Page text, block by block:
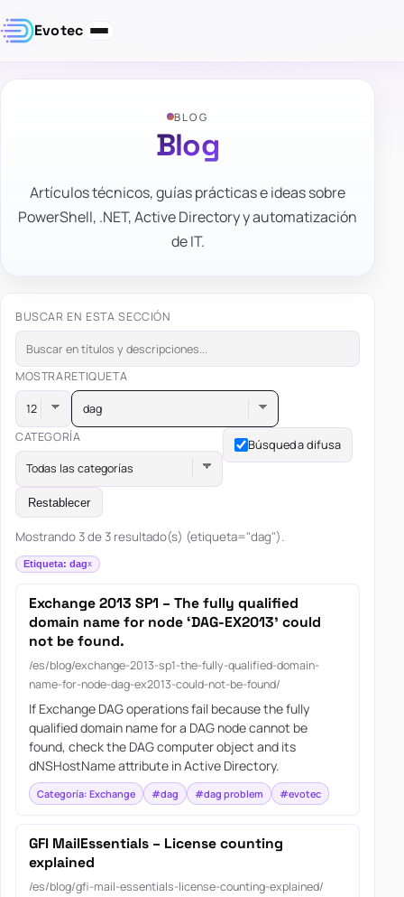
Evotec
BLOG
Blog
Artículos técnicos, guías prácticas e ideas sobre
PowerShell, .NET, Active Directory y automatización
de IT.
BUSCAR EN ESTA SECCIÓN
MOSTRARETIQUETA
dag
CATEGORÍA
Todas las categorías
Búsqueda difusa
Restablecer
Mostrando 3 de 3 resultado(s) (etiqueta="dag").
Etiqueta: dag
Exchange 2013 SP1 – The fully qualified
domain name for node ‘DAG-EX2013’ could
not be found.
/es/blog/exchange-2013-sp1-the-fully-qualified-domain-
name-for-node-dag-ex2013-could-not-be-found/
If Exchange DAG operations fail because the fully
qualified domain name for a DAG node cannot be
found, check the DAG computer object and its
dNSHostName attribute in Active Directory.
Categoría: Exchange #dag #dag problem #evotec
GFI MailEssentials – License counting
explained
/es/blog/gfi-mail-essentials-license-counting-explained/